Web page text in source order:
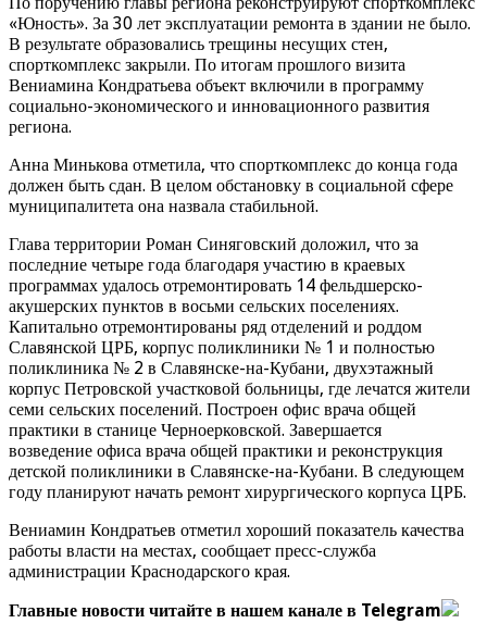
«Юность». За 30 лет эксплуатации ремонта в здании не было.
В результате образовались трещины несущих стен,
спорткомплекс закрыли. По итогам прошлого визита
Вениамина Кондратьева объект включили в программу
социально-экономического и инновационного развития
региона.
Анна Минькова отметила, что спорткомплекс до конца года
должен быть сдан. В целом обстановку в социальной сфере
муниципалитета она назвала стабильной.
Глава территории Роман Синяговский доложил, что за
последние четыре года благодаря участию в краевых
программах удалось отремонтировать 14 фельдшерско-
акушерских пунктов в восьми сельских поселениях.
Капитально отремонтированы ряд отделений и роддом
Славянской ЦРБ, корпус поликлиники № 1 и полностью
поликлиника № 2 в Славянске-на-Кубани, двухэтажный
корпус Петровской участковой больницы, где лечатся жители
семи сельских поселений. Построен офис врача общей
практики в станице Черноерковской. Завершается
возведение офиса врача общей практики и реконструкция
детской поликлиники в Славянске-на-Кубани. В следующем
году планируют начать ремонт хирургического корпуса ЦРБ.
Вениамин Кондратьев отметил хороший показатель качества
работы власти на местах, сообщает пресс-служба
администрации Краснодарского края.
Главные новости читайте в нашем канале в Telegram